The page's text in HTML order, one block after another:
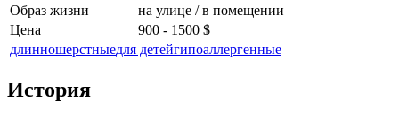
Образ жизни
на улице / в помещении
Цена
900 - 1500 $
длинношерстныедля детейгипоаллергенные
История